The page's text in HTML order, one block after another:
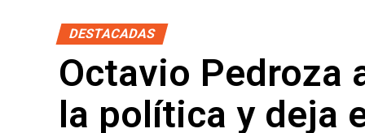
DESTACADAS
Octavio Pedroza
la política y deja